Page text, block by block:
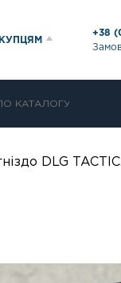
+38
DLG